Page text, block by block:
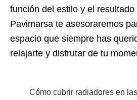
función del estilo y el resultado
Pavimarsa te asesoraremos
espacio que siempre has
relajarte y disfrutar de tu
Cómo cubrir radiadores en